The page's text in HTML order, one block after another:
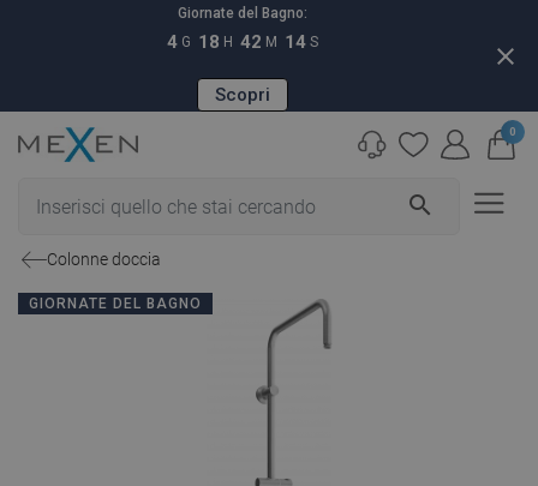
Giornate del Bagno:
4 G 18 H 42 M 13 S
Scopri
close
search
0
Colonne doccia
GIORNATE DEL BAGNO